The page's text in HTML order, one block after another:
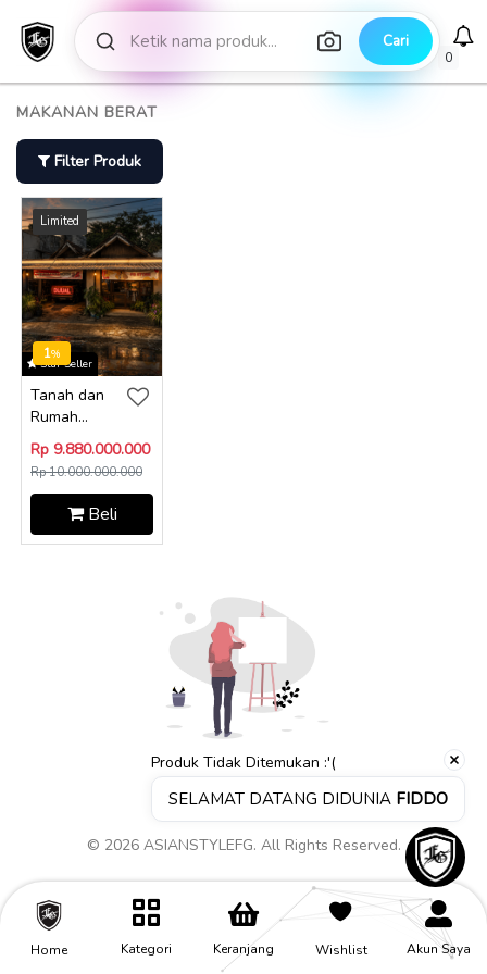
Cari
0
MAKANAN BERAT
Filter Produk
1%
Star Seller
Tanah dan
Rumah...
Rp 9.880.000.000
Rp 10.000.000.000
Beli
Produk Tidak Ditemukan :'(
Home Kategori Keranjang Wishlist Akun Saya
© 2026 ASIANSTYLEFG. All Rights Reserved.
Butuh Bantuan?
SELAMAT DATANG DIDUNIA FIDDO